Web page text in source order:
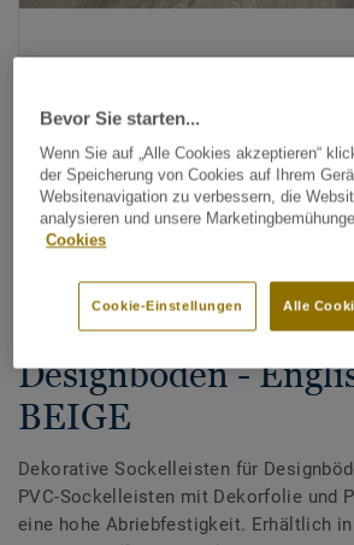
Alle
Dekorative
Designböden -
BEIGE
Dekorative Sockelleisten für
PVC-Sockelleisten mit Dekorfolie und
eine hohe Abriebfestigkeit. Erhältlich
Bevor Sie starten...
Wenn Sie auf „Alle Cookies akzeptieren“
der Speicherung von Cookies auf Ihrem
Websitenavigation zu verbessern, die
analysieren und unsere
Cookies
Alle
Cookie-Einstellungen